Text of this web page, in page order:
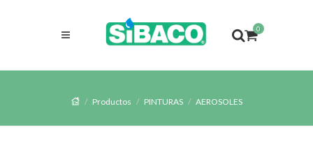
0
Productos PINTURAS AEROSOLES